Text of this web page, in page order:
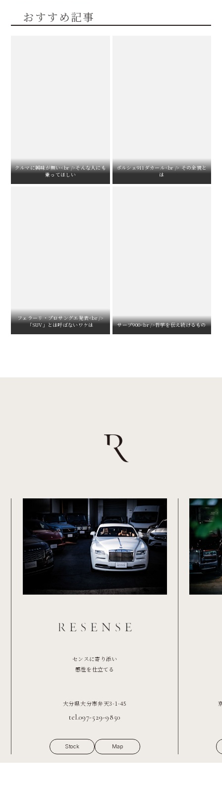
おすすめ記事
クルマに興味が無い<br />そんな人にも
乗ってほしい
ポルシェ911ダカール<br /> その全貌と
は
フェラーリ・プロサングエ発表<br />
「SUV」とは呼ばないワケは
サーブ900<br />哲学を伝え続けるもの
センスに寄り添い
感性を仕立てる
大分県大分市弁天3-1-45
tel.097-529-9850
Stock Map